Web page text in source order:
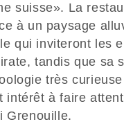
suisse». La
à un paysage
qui inviteront les
tandis que sa
très
intérêt à faire
Grenouille.